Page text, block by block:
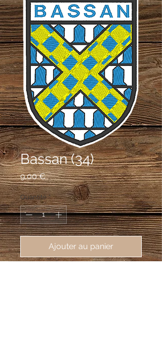
Bassan (34)
9,00 €Prix
Quantité *
Ajouter au panier